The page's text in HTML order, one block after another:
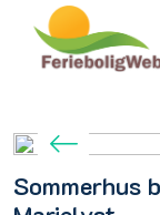
Sommerhus